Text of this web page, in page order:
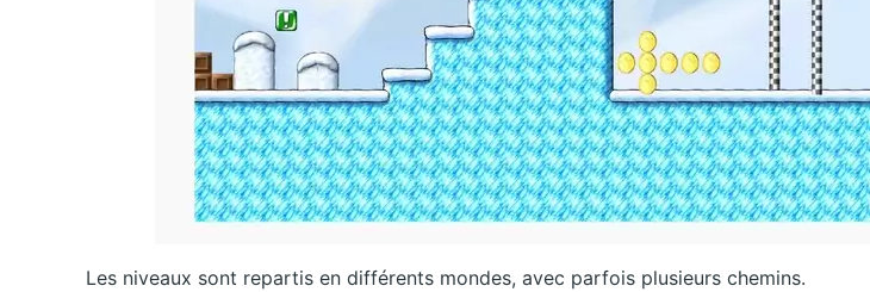
Les niveaux sont repartis en différents mondes, avec parfois plusieurs chemins.